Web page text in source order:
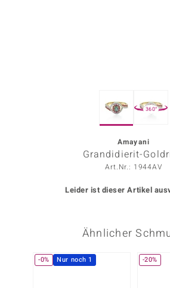
360°
Amayani
Grandidierit-
Art.Nr.: 1944AV
Leider ist dieser Artikel
Ähnlicher
-0% Nur noch 1 -20%